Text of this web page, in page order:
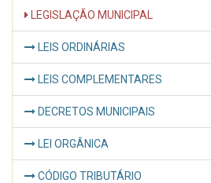
LEGISLAÇÃO MUNICIPAL
LEIS ORDINÁRIAS
LEIS COMPLEMENTARES
DECRETOS MUNICIPAIS
LEI ORGÂNICA
CÓDIGO TRIBUTÁRIO